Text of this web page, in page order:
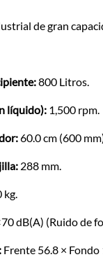
de gran
800 Litros.
líquido): 1,500 rpm.
60.0 cm (600
288 mm.
kg.
dB(A) (Ruido de
Frente 56.8 ×